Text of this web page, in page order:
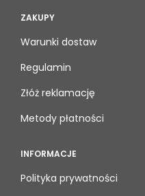
ZAKUPY
Warunki dostaw
Regulamin
Złóż reklamację
Metody płatności
INFORMACJE
Polityka prywatności